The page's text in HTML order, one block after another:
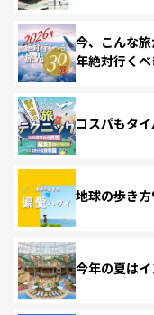
今、こんな
年絶対行く
コスパもタ
地球の歩き
今年の夏はイ